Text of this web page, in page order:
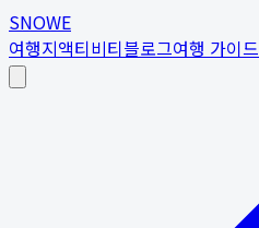
SNOWE
여행지액티비티블로그여행 가이드